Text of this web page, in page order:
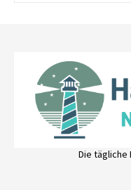
Die tägliche